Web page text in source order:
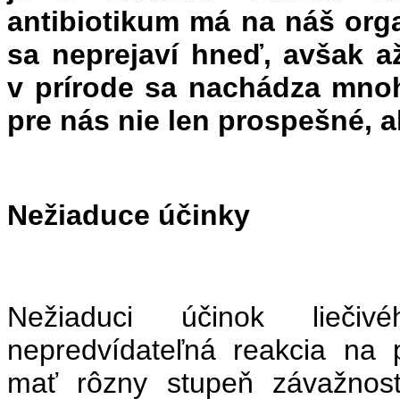
antibiotikum má na náš
sa neprejaví hneď, avšak
v prírode sa nachádza
pre nás nie len prospešné,
Nežiaduce účinky
Nežiaduci účinok
nepredvídateľná reakcia na
mať rôzny stupeň